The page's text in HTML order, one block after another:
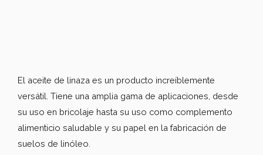
El aceite de linaza es un producto increíblemente
versátil. Tiene una amplia gama de aplicaciones, desde
su uso en bricolaje hasta su uso como complemento
alimenticio saludable y su papel en la fabricación de
suelos de linóleo.